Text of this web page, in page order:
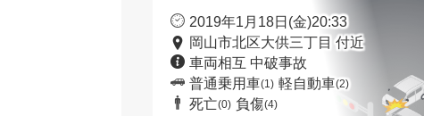
2019年1月18日(金)20:33
岡山市北区大供三丁目 付近
車両相互 中破事故
普通乗用車(1) 軽自動車(2)
死亡(0) 負傷(4)